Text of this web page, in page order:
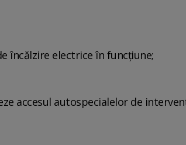
încălzire electrice în funcţiune;
accesul autospecialelor de